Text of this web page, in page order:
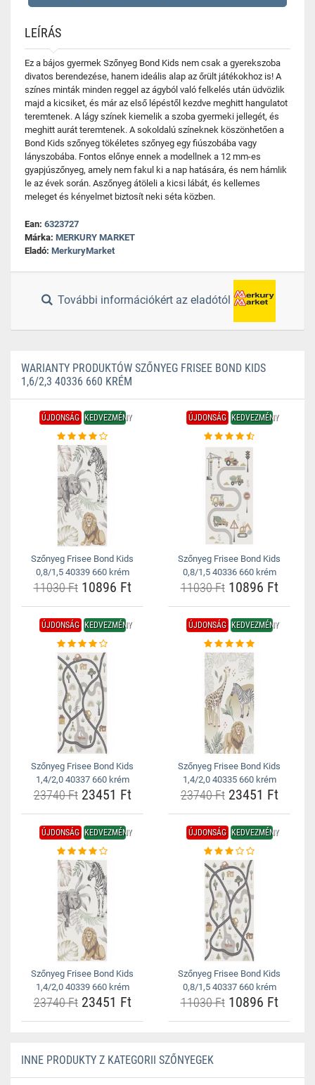
LEÍRÁS
Ez a bájos gyermek Szőnyeg Bond Kids nem csak a gyerekszoba
divatos berendezése, hanem ideális alap az őrült játékokhoz is! A
színes minták minden reggel az ágyból való felkelés után üdvözlik
majd a kicsiket, és már az első lépéstől kezdve meghitt hangulatot
teremtenek. A lágy színek kiemelik a szoba gyermeki jellegét, és
meghitt aurát teremtenek. A sokoldalú színeknek köszönhetően a
Bond Kids szőnyeg tökéletes szőnyeg egy fiúszobába vagy
lányszobába. Fontos előnye ennek a modellnek a 12 mm-es
gyapjúszőnyeg, amely nem fakul ki a nap hatására, és nem hámlik
le az évek során. Aszőnyeg átöleli a kicsi lábát, és kellemes
meleget és kényelmet biztosít neki séta közben.
Ean: 6323727
Márka: MERKURY MARKET
Eladó: MerkuryMarket
További információkért az eladótól
WARIANTY PRODUKTÓW SZŐNYEG FRISEE BOND KIDS
1,6/2,3 40336 660 KRÉM
ÚJDONSÁG KEDVEZMÉNY
Szőnyeg Frisee Bond Kids
0,8/1,5 40339 660 krém
11030 Ft10896 Ft
ÚJDONSÁG KEDVEZMÉNY
Szőnyeg Frisee Bond Kids
0,8/1,5 40336 660 krém
11030 Ft10896 Ft
ÚJDONSÁG KEDVEZMÉNY
Szőnyeg Frisee Bond Kids
1,4/2,0 40337 660 krém
23740 Ft23451 Ft
ÚJDONSÁG KEDVEZMÉNY
Szőnyeg Frisee Bond Kids
1,4/2,0 40335 660 krém
23740 Ft23451 Ft
ÚJDONSÁG KEDVEZMÉNY
Szőnyeg Frisee Bond Kids
1,4/2,0 40339 660 krém
23740 Ft23451 Ft
ÚJDONSÁG KEDVEZMÉNY
Szőnyeg Frisee Bond Kids
0,8/1,5 40337 660 krém
11030 Ft10896 Ft
INNE PRODUKTY Z KATEGORII SZŐNYEGEK